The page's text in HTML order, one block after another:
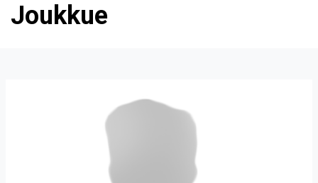
Joukkue